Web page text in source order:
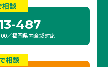
相談
487
／福岡県内全域対応
相談